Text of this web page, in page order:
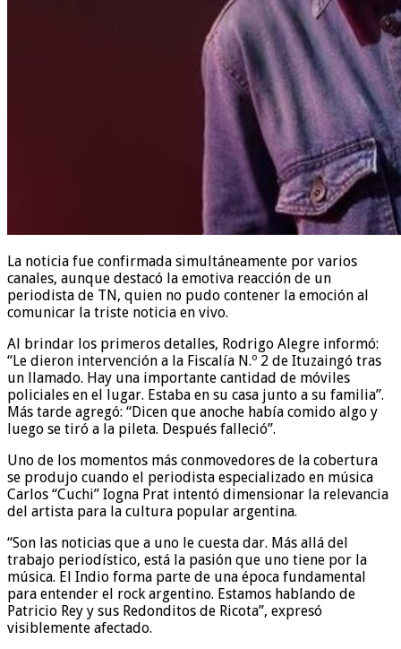
La noticia fue confirmada simultáneamente por varios
canales, aunque destacó la emotiva reacción de un
periodista de TN, quien no pudo contener la emoción al
comunicar la triste noticia en vivo.
Al brindar los primeros detalles, Rodrigo Alegre informó:
“Le dieron intervención a la Fiscalía N.º 2 de Ituzaingó tras
un llamado. Hay una importante cantidad de móviles
policiales en el lugar. Estaba en su casa junto a su familia”.
Más tarde agregó: “Dicen que anoche había comido algo y
luego se tiró a la pileta. Después falleció”.
Uno de los momentos más conmovedores de la cobertura
se produjo cuando el periodista especializado en música
Carlos “Cuchi” Iogna Prat intentó dimensionar la relevancia
del artista para la cultura popular argentina.
“Son las noticias que a uno le cuesta dar. Más allá del
trabajo periodístico, está la pasión que uno tiene por la
música. El Indio forma parte de una época fundamental
para entender el rock argentino. Estamos hablando de
Patricio Rey y sus Redonditos de Ricota”, expresó
visiblemente afectado.